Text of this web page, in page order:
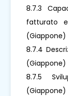
8.7.3
fatturato
(Giappone)
8.7.4
(Giappone)
8.7.5
(Giappone)